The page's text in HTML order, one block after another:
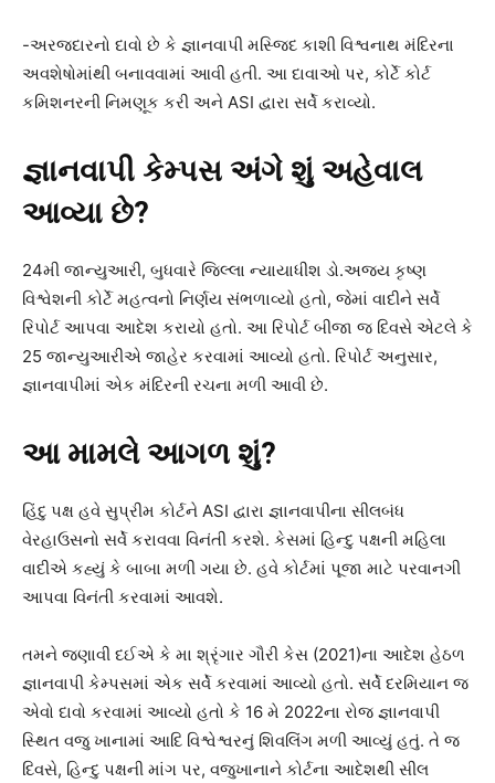
-અરજદારનો દાવો છે કે જ્ઞાનવાપી મસ્જિદ કાશી વિશ્વનાથ મંદિરના
અવશેષોમાંથી બનાવવામાં આવી હતી. આ દાવાઓ પર, કોર્ટે કોર્ટ
કમિશનરની નિમણૂક કરી અને ASI દ્વારા સર્વે કરાવ્યો.
જ્ઞાનવાપી કેમ્પસ અંગે શું અહેવાલ
આવ્યા છે?
24મી જાન્યુઆરી, બુધવારે જિલ્લા ન્યાયાધીશ ડો.અજય કૃષ્ણ
વિશ્વેશની કોર્ટે મહત્વનો નિર્ણય સંભળાવ્યો હતો, જેમાં વાદીને સર્વે
રિપોર્ટ આપવા આદેશ કરાયો હતો. આ રિપોર્ટ બીજા જ દિવસે એટલે કે
25 જાન્યુઆરીએ જાહેર કરવામાં આવ્યો હતો. રિપોર્ટ અનુસાર,
જ્ઞાનવાપીમાં એક મંદિરની રચના મળી આવી છે.
આ મામલે આગળ શું?
હિંદુ પક્ષ હવે સુપ્રીમ કોર્ટને ASI દ્વારા જ્ઞાનવાપીના સીલબંધ
વેરહાઉસનો સર્વે કરાવવા વિનંતી કરશે. કેસમાં હિન્દુ પક્ષની મહિલા
વાદીએ કહ્યું કે બાબા મળી ગયા છે. હવે કોર્ટમાં પૂજા માટે પરવાનગી
આપવા વિનંતી કરવામાં આવશે.
તમને જણાવી દઈએ કે મા શ્રૃંગાર ગૌરી કેસ (2021)ના આદેશ હેઠળ
જ્ઞાનવાપી કેમ્પસમાં એક સર્વે કરવામાં આવ્યો હતો. સર્વે દરમિયાન જ
એવો દાવો કરવામાં આવ્યો હતો કે 16 મે 2022ના રોજ જ્ઞાનવાપી
સ્થિત વજુ ખાનામાં આદિ વિશ્વેશ્વરનું શિવલિંગ મળી આવ્યું હતું. તે જ
દિવસે, હિન્દુ પક્ષની માંગ પર, વજુખાનાને કોર્ટના આદેશથી સીલ